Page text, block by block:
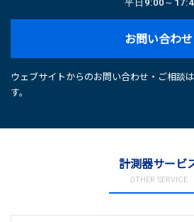
9:00～
お問い合わせ
ウェブサイトからのお問い合わせ・ご相談
す。
計測器サービ
OTHER SERVICE